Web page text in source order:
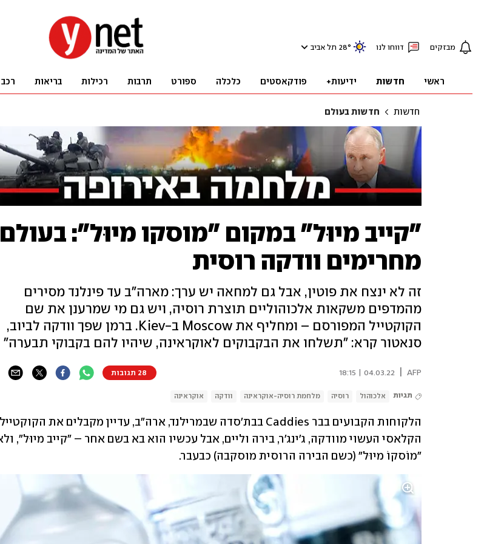
מבזקים דווחו לנו 28° תל אביב
ראשי חדשות ידיעות+ פודקאסטים כלכלה ספורט תרבות רכילות בריאות רכב
חדשות חדשות בעולם
"קייב מיוּל" במקום "מוסקו מיוּל": בעולם
מחרימים וודקה רוסית
זה לא ינצח את פוטין, אבל גם למחאה יש ערך: מארה"ב עד פינלנד מסירים
מהמדפים משקאות אלכוהוליים תוצרת רוסיה, ויש גם מי שמרענן את שם
הקוקטייל המפורסם – ומחליף את Moscow ב-Kiev. ברמן שפך וודקה לביוב,
סנאטור קרא: "תשלחו את הבקבוקים לאוקראינה, שיהיו להם בקבוקי תבערה"
AFP
04.03.22 | 18:15 28 תגובות
תגיות אלכוהול רוסיה מלחמת רוסיה-אוקראינה וודקה אוקראינה
"מוֹסקוֹ מיוּל" (כשם הבירה הרוסית מוסקבה) כבעבר.